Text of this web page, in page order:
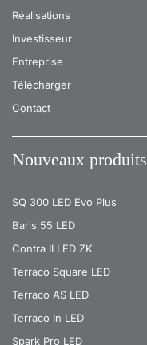
Réalisations
Investisseur
Entreprise
Télécharger
Contact
Nouveaux produits
SQ 300 LED Evo Plus
Baris 55 LED
Contra II LED ZK
Terraco Square LED
Terraco AS LED
Terraco In LED
Spark Pro LED